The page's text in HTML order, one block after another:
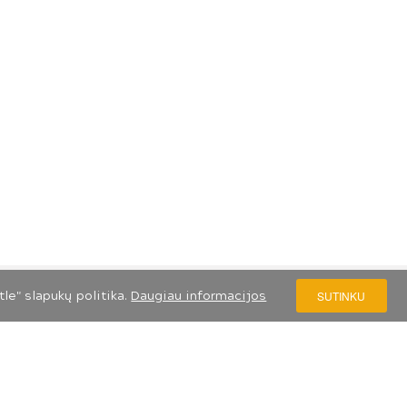
slapukų politika. Daugiau informacijos SUTINKU